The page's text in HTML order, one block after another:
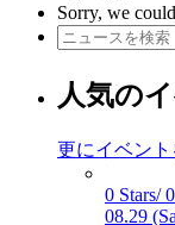
Sorry, we
人気の
更にイベン
0 Stars/
08.29